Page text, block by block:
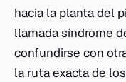
hacia la planta del
llamada síndrome
confundirse con
la ruta exacta de